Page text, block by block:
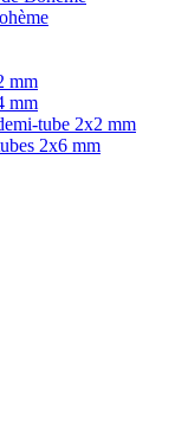
mm
mm
tube 2x2 mm
2x6 mm